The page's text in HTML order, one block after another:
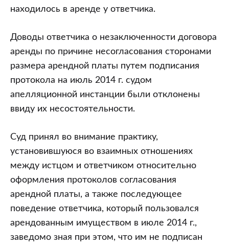
находилось в аренде у ответчика.
Доводы ответчика о незаключенности договора
аренды по причине несогласования сторонами
размера арендной платы путем подписания
протокола на июль 2014 г. судом
апелляционной инстанции были отклонены
ввиду их несостоятельности.
Суд принял во внимание практику,
установившуюся во взаимных отношениях
между истцом и ответчиком относительно
оформления протоколов согласования
арендной платы, а также последующее
поведение ответчика, который пользовался
арендованным имуществом в июле 2014 г.,
заведомо зная при этом, что им не подписан